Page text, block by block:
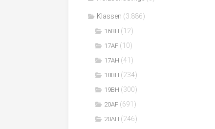
Klassen (3.886)
16BH (12)
17AF (10)
17AH (41)
18BH (234)
19BH (300)
20AF (691)
20AH (246)